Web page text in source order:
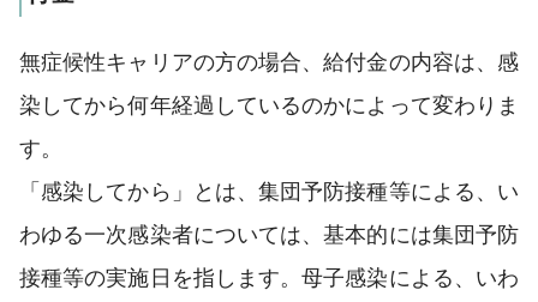
無症候性キャリアの方の場合、給付金の内容は、感
染してから何年経過しているのかによって変わりま
す。
「感染してから」とは、集団予防接種等による、い
わゆる一次感染者については、基本的には集団予防
接種等の実施日を指します。母子感染による、いわ